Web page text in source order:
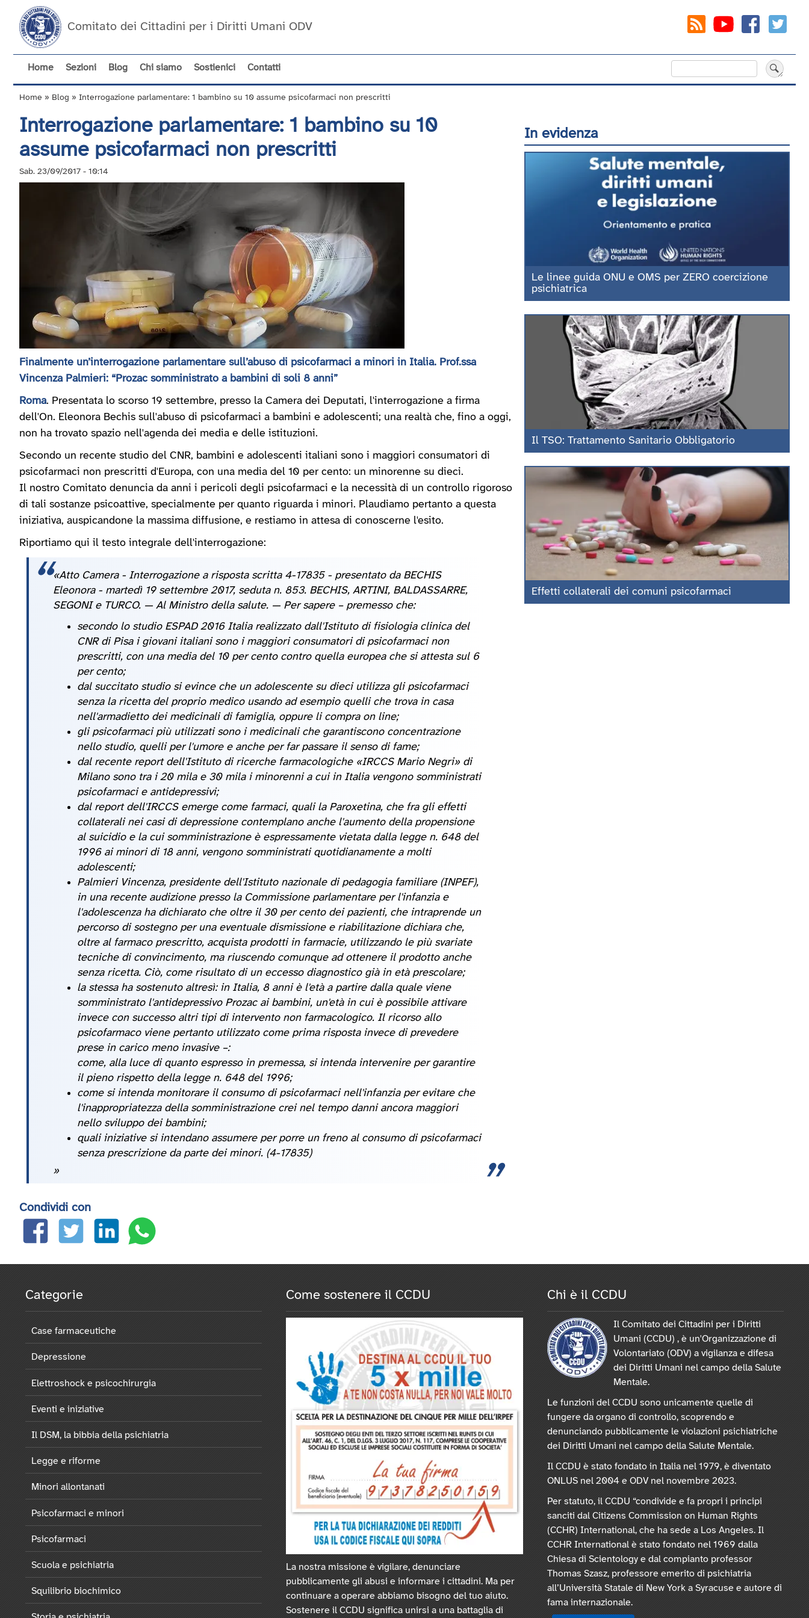
contenuto
principale
Comitato dei Cittadini per i Diritti Umani ODV
Navigazione
principale
Home Sezioni Blog Chi siamo Sostienici Contatti
di
pane
Home Blog Interrogazione parlamentare: 1 bambino su 10 assume psicofarmaci non prescritti
Interrogazione parlamentare: 1 bambino su 10
assume psicofarmaci non prescritti
Sab. 23/09/2017 - 10:14
Finalmente un’interrogazione parlamentare sull’abuso di psicofarmaci a minori in Italia. Prof.ssa
Vincenza Palmieri: “Prozac somministrato a bambini di soli 8 anni”
Roma. Presentata lo scorso 19 settembre, presso la Camera dei Deputati, l'interrogazione a firma
dell'On. Eleonora Bechis sull'abuso di psicofarmaci a bambini e adolescenti; una realtà che, fino a oggi,
non ha trovato spazio nell'agenda dei media e delle istituzioni.
Secondo un recente studio del CNR, bambini e adolescenti italiani sono i maggiori consumatori di
psicofarmaci non prescritti d'Europa, con una media del 10 per cento: un minorenne su dieci.
Il nostro Comitato denuncia da anni i pericoli degli psicofarmaci e la necessità di un controllo rigoroso
di tali sostanze psicoattive, specialmente per quanto riguarda i minori. Plaudiamo pertanto a questa
iniziativa, auspicandone la massima diffusione, e restiamo in attesa di conoscerne l'esito.
Riportiamo qui il testo integrale dell'interrogazione:
«Atto Camera - Interrogazione a risposta scritta 4-17835 - presentato da BECHIS
Eleonora - martedì 19 settembre 2017, seduta n. 853. BECHIS, ARTINI, BALDASSARRE,
SEGONI e TURCO. — Al Ministro della salute. — Per sapere – premesso che:
secondo lo studio ESPAD 2016 Italia realizzato dall'Istituto di fisiologia clinica del
CNR di Pisa i giovani italiani sono i maggiori consumatori di psicofarmaci non
prescritti, con una media del 10 per cento contro quella europea che si attesta sul 6
per cento;
dal succitato studio si evince che un adolescente su dieci utilizza gli psicofarmaci
senza la ricetta del proprio medico usando ad esempio quelli che trova in casa
nell'armadietto dei medicinali di famiglia, oppure li compra on line;
gli psicofarmaci più utilizzati sono i medicinali che garantiscono concentrazione
nello studio, quelli per l'umore e anche per far passare il senso di fame;
dal recente report dell'Istituto di ricerche farmacologiche «IRCCS Mario Negri» di
Milano sono tra i 20 mila e 30 mila i minorenni a cui in Italia vengono somministrati
psicofarmaci e antidepressivi;
dal report dell'IRCCS emerge come farmaci, quali la Paroxetina, che fra gli effetti
collaterali nei casi di depressione contemplano anche l'aumento della propensione
al suicidio e la cui somministrazione è espressamente vietata dalla legge n. 648 del
1996 ai minori di 18 anni, vengono somministrati quotidianamente a molti
adolescenti;
Palmieri Vincenza, presidente dell'Istituto nazionale di pedagogia familiare (INPEF),
in una recente audizione presso la Commissione parlamentare per l'infanzia e
l'adolescenza ha dichiarato che oltre il 30 per cento dei pazienti, che intraprende un
percorso di sostegno per una eventuale dismissione e riabilitazione dichiara che,
oltre al farmaco prescritto, acquista prodotti in farmacie, utilizzando le più svariate
tecniche di convincimento, ma riuscendo comunque ad ottenere il prodotto anche
senza ricetta. Ciò, come risultato di un eccesso diagnostico già in età prescolare;
la stessa ha sostenuto altresì: in Italia, 8 anni è l'età a partire dalla quale viene
somministrato l'antidepressivo Prozac ai bambini, un'età in cui è possibile attivare
invece con successo altri tipi di intervento non farmacologico. Il ricorso allo
psicofarmaco viene pertanto utilizzato come prima risposta invece di prevedere
prese in carico meno invasive –:
come, alla luce di quanto espresso in premessa, si intenda intervenire per garantire
il pieno rispetto della legge n. 648 del 1996;
come si intenda monitorare il consumo di psicofarmaci nell'infanzia per evitare che
l'inappropriatezza della somministrazione crei nel tempo danni ancora maggiori
nello sviluppo dei bambini;
quali iniziative si intendano assumere per porre un freno al consumo di psicofarmaci
senza prescrizione da parte dei minori. (4-17835)
»
Condividi con
In evidenza
Le linee guida ONU e OMS per ZERO coercizione
psichiatrica
Il TSO: Trattamento Sanitario Obbligatorio
Effetti collaterali dei comuni psicofarmaci
Categorie
Case farmaceutiche
Depressione
Elettroshock e psicochirurgia
Eventi e iniziative
Il DSM, la bibbia della psichiatria
Legge e riforme
Minori allontanati
Psicofarmaci e minori
Psicofarmaci
Scuola e psichiatria
Squilibrio biochimico
Come sostenere il CCDU
La nostra missione è vigilare, denunciare
pubblicamente gli abusi e informare i cittadini. Ma per
continuare a operare abbiamo bisogno del tuo aiuto.
Sostenere il CCDU significa unirsi a una battaglia di
Chi è il CCDU
Il Comitato dei Cittadini per i Diritti
Umani (CCDU) , è un'Organizzazione di
Volontariato (ODV) a vigilanza e difesa
dei Diritti Umani nel campo della Salute
Mentale.
Le funzioni del CCDU sono unicamente quelle di
fungere da organo di controllo, scoprendo e
denunciando pubblicamente le violazioni psichiatriche
dei Diritti Umani nel campo della Salute Mentale.
Il CCDU è stato fondato in Italia nel 1979, è diventato
ONLUS nel 2004 e ODV nel novembre 2023.
Per statuto, il CCDU “condivide e fa propri i principi
sanciti dal Citizens Commission on Human Rights
(CCHR) International, che ha sede a Los Angeles. Il
CCHR International è stato fondato nel 1969 dalla
Chiesa di Scientology e dal compianto professor
Thomas Szasz, professore emerito di psichiatria
all’Università Statale di New York a Syracuse e autore di
fama internazionale.